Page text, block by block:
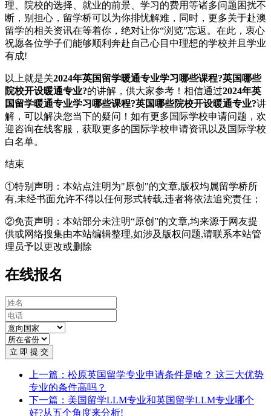
理、院校的选择、就业的前景、学习的费用等诸多问题困扰不
断，别担心，留学桥可以为你排忧解难，同时，更多关于赴澳
留学的相关资讯在等着你，绝对让你“浏览”忘返。在此，衷心
祝愿各位学子们能够顺利奔赴自己心目中理想的学校并且学业
有成!
以上就是关2024年英国留学暖通专业学习哪些课程?英国哪些
院校开设暖通专业?的讲解，供大家参考！相信通过2024年英
国留学暖通专业学习哪些课程?英国哪些院校开设暖通专业?讲
解，可以解决您当下的疑问！如有更多国际学校申请问题，欢
迎咨询在线客服 ，获取更多的国际学校申请资讯以及国际学校
白名单。
结束
①特别声明：本站点注明为"原创"的文章,版权均属留学桥所
有,未经书面允许不得以任何形式转载,违者将依法追究责任；
②免责声明：本站部分未注明“原创”的文章,均来源于网友提
供或网络搜集由本站编辑整理,如涉及版权问题,请联系本站管
理员予以更改或删除
在线报名
立 即 提 交
上一篇：松原英国留学专业申请条件是啥？ 这三大优势
专业的条件高吗？
下一篇：美国留学LLM专业和英国留学LLM专业哪个
好?从五个角度来分析!